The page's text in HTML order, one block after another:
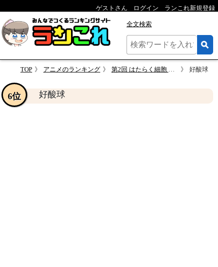
ゲストさん ログイン ランこれ新規登録
全文検索
TOP アニメのランキング 第2回 はたらく細胞 人気キャラクター投票 好酸球
好酸球
6位